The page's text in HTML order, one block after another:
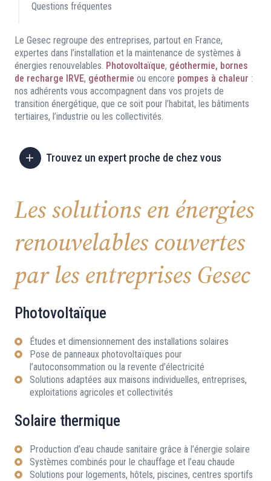
Questions fréquentes
Le Gesec regroupe des entreprises, partout en France,
expertes dans l’installation et la maintenance de systèmes à
énergies renouvelables. Photovoltaïque, géothermie, bornes
de recharge IRVE, géothermie ou encore pompes à chaleur :
nos adhérents vous accompagnent dans vos projets de
transition énergétique, que ce soit pour l’habitat, les bâtiments
tertiaires, l’industrie ou les collectivités.
Trouvez un expert proche de chez vous
Les solutions en énergies
renouvelables couvertes
par les entreprises Gesec
Photovoltaïque
Études et dimensionnement des installations solaires
Pose de panneaux photovoltaïques pour
l’autoconsommation ou la revente d’électricité
Solutions adaptées aux maisons individuelles, entreprises,
exploitations agricoles et collectivités
Solaire thermique
Production d’eau chaude sanitaire grâce à l’énergie solaire
Systèmes combinés pour le chauffage et l’eau chaude
Solutions pour logements, hôtels, piscines, centres sportifs